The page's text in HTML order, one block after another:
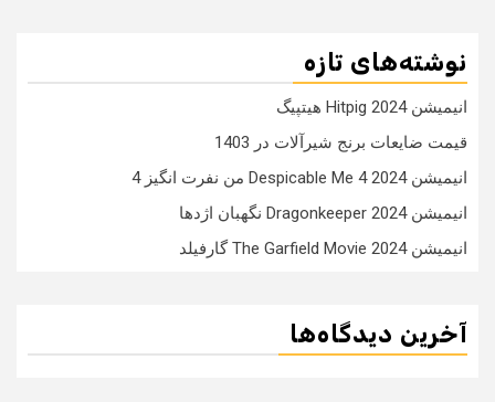
نوشته‌های تازه
انیمیشن Hitpig 2024 هیتپیگ
قیمت ضایعات برنج شیرآلات در 1403
انیمیشن Despicable Me 4 2024 من نفرت انگیز 4
انیمیشن Dragonkeeper 2024 نگهبان اژدها
انیمیشن The Garfield Movie 2024 گارفیلد
آخرین دیدگاه‌ها